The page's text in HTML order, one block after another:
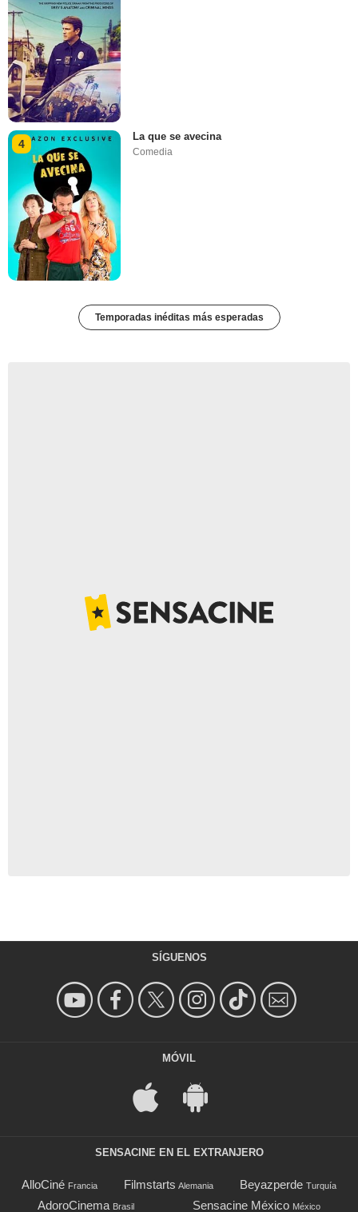
4
La que se avecina
Comedia
Temporadas inéditas más esperadas
SÍGUENOS
MÓVIL
SENSACINE EN EL EXTRANJERO
AlloCiné Francia Filmstarts Alemania Beyazperde Turquía
AdoroCinema Brasil Sensacine México México